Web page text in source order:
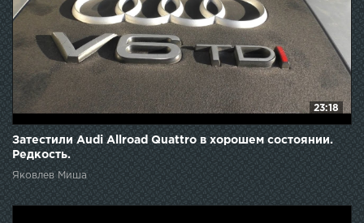
23:18
Затестили Audi Allroad Quattro в хорошем состоянии.
Редкость.
Яковлев Миша